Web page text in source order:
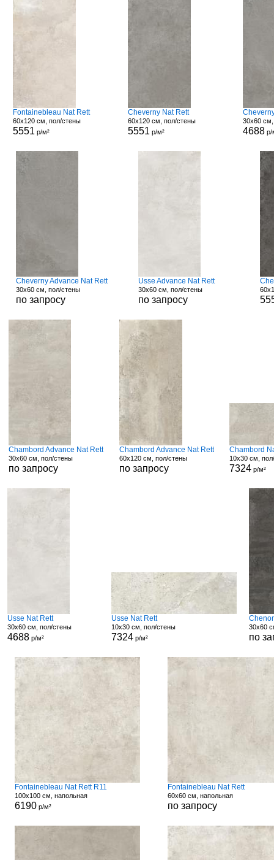
Fontainebleau Nat Rett
60x120 см, пол/стены
5551 р/м²
Cheverny Nat Rett
60x120 см, пол/стены
5551 р/м²
30x60
4688 р/
Cheverny Advance Nat Rett
30x60 см, пол/стены
по запросу
Usse Advance Nat Rett
30x60 см, пол/стены
по запросу
Chambord Advance Nat Rett
30x60 см, пол/стены
по запросу
Chambord Advance Nat Rett
60x120 см, пол/стены
по запросу
Chambord
10x30 см,
7324р/м²
Usse Nat Rett
30x60 см, пол/стены
4688р/м²
Usse Nat Rett
10x30 см, пол/стены
7324 р/м²
30x60
по
Fontainebleau Nat Rett R11
100x100 см, напольная
6190р/м²
Fontainebleau Nat Rett
60x60 см, напольная
по запросу